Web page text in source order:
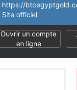
https://
Site officiel
Ouvrir un compte
en ligne